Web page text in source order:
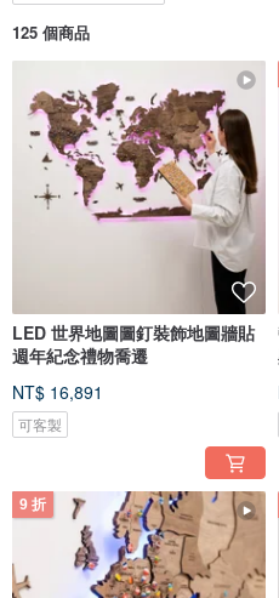
125 個商品
LED 世界地圖圖釘裝飾地圖牆貼
週年紀念禮物喬遷
NT$ 16,891
可客製
9 折